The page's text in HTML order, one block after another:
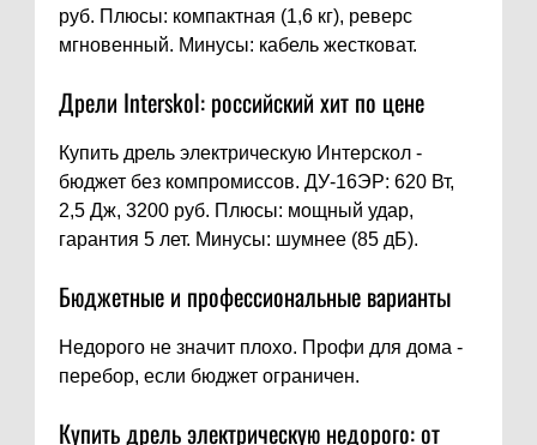
руб. Плюсы: компактная (1,6 кг), реверс
мгновенный. Минусы: кабель жестковат.
Дрели Interskol: российский хит по цене
Купить дрель электрическую Интерскол -
бюджет без компромиссов. ДУ-16ЭР: 620 Вт,
2,5 Дж, 3200 руб. Плюсы: мощный удар,
гарантия 5 лет. Минусы: шумнее (85 дБ).
Бюджетные и профессиональные варианты
Недорого не значит плохо. Профи для дома -
перебор, если бюджет ограничен.
Купить дрель электрическую недорого: от